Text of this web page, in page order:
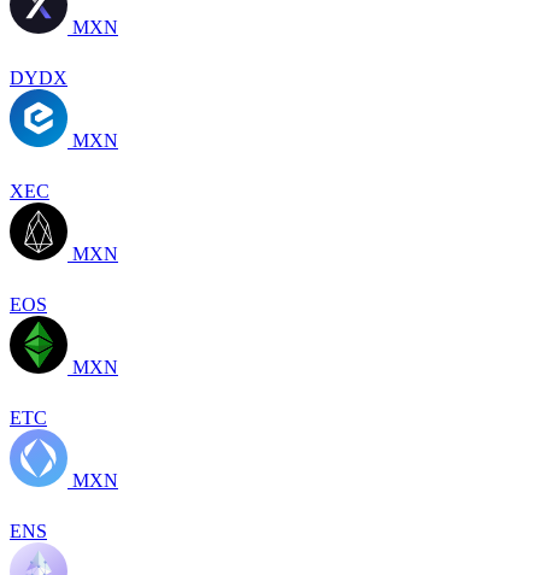
MXN
DYDX
MXN
XEC
MXN
EOS
MXN
ETC
MXN
ENS